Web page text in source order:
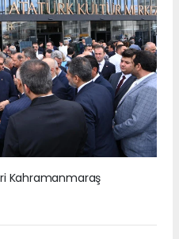
Kahramanmaraş